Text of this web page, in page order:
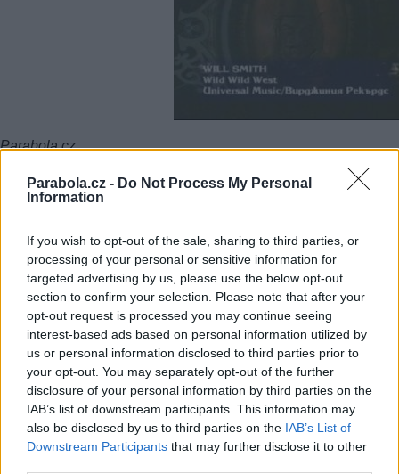
Parabola.cz - Do Not Process My Personal
Information
If you wish to opt-out of the sale, sharing to third parties, or
processing of your personal or sensitive information for
targeted advertising by us, please use the below opt-out
section to confirm your selection. Please note that after your
opt-out request is processed you may continue seeing
interest-based ads based on personal information utilized by
us or personal information disclosed to third parties prior to
your opt-out. You may separately opt-out of the further
disclosure of your personal information by third parties on the
IAB’s list of downstream participants. This information may
also be disclosed by us to third parties on the IAB’s List of
Downstream Participants that may further disclose it to other
Parabola.cz
Přečtěte si také
LNB Invacom - zlepšete si příjem
Déšť a satelitní příjem
Infinity USB
Reklama
Pracovní nabídky
06.08.2026 -Bosch Powertrain s.r.o. Jihlava • CNC operátor• mzda
Kč • náborový bonus 50.000 Kč • příspěvek na ubytování (Jihlava,
Jihlava)